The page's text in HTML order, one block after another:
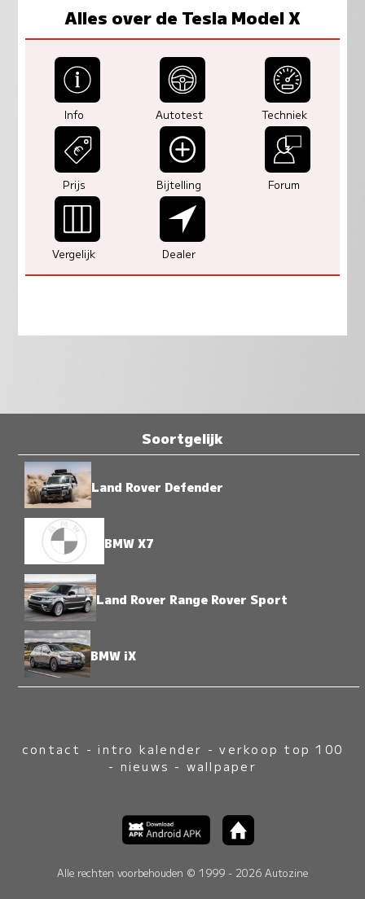
Alles over de Tesla Model X
Info Autotest Techniek
Prijs Bijtelling Forum
Vergelijk Dealer
Soortgelijk
Land Rover Defender
BMW X7
Land Rover Range Rover Sport
BMW iX
contact -intro kalender -verkoop top 100
- nieuws - wallpaper
Alle rechten voorbehouden © 1999 - 2026 Autozine